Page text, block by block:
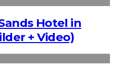
Hotel in
+ Video)